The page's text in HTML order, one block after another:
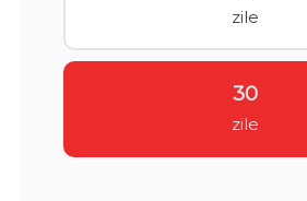
zile
30
zile